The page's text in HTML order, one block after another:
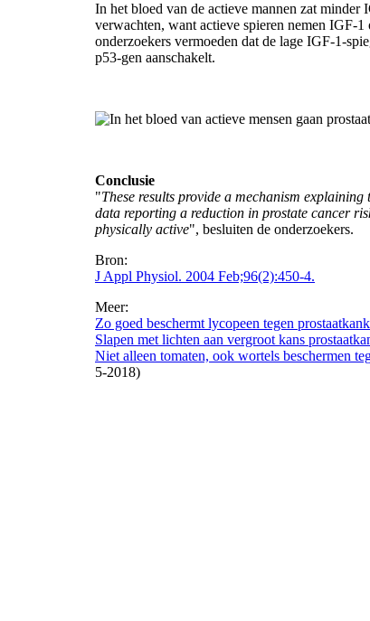
In het bloed van de actieve mannen zat minder
verwachten, want actieve spieren nemen IGF-
onderzoekers vermoeden dat de lage IGF-1-
p53-gen aanschakelt.
Conclusie
"These results provide a mechanism
data reporting a reduction in prostate cancer
physically active", besluiten de onderzoekers.
Bron:
J Appl Physiol. 2004 Feb;96(2):450-4.
Meer:
Zo goed beschermt lycopeen tegen
Slapen met lichten aan vergroot kans
Niet alleen tomaten, ook wortels beschermen
5-2018)